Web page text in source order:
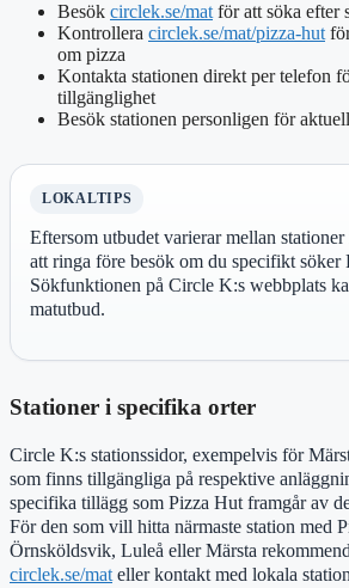
Besök circlek.se/mat för att söka efter
Kontrollera circlek.se/mat/pizza-hut
om pizza
Kontakta stationen direkt per telefon
tillgänglighet
Besök stationen personligen för
LOKALTIPS
Eftersom utbudet varierar mellan
att ringa före besök om du specifikt söker
Sökfunktionen på Circle K:s webbplats
matutbud.
Stationer i specifika orter
Circle K:s stationssidor, exempelvis för
som finns tillgängliga på respektive
specifika tillägg som Pizza Hut framgår av
För den som vill hitta närmaste station med
Örnsköldsvik, Luleå eller Märsta
circlek.se/mateller kontakt med lokala